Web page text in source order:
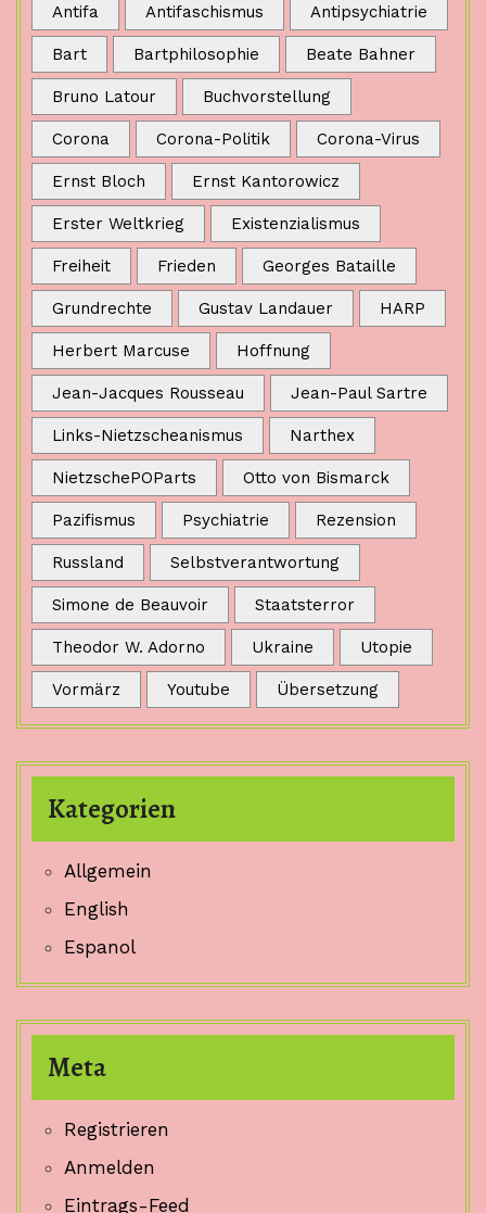
Antifa Antifaschismus Antipsychiatrie
Bart Bartphilosophie Beate Bahner
Bruno Latour Buchvorstellung
Corona Corona-Politik Corona-Virus
Ernst Bloch Ernst Kantorowicz
Erster Weltkrieg Existenzialismus
Freiheit Frieden Georges Bataille
Grundrechte Gustav Landauer HARP
Herbert Marcuse Hoffnung
Jean-Jacques Rousseau Jean-Paul Sartre
Links-Nietzscheanismus Narthex
NietzschePOParts Otto von Bismarck
Pazifismus Psychiatrie Rezension
Russland Selbstverantwortung
Simone de Beauvoir Staatsterror
Theodor W. Adorno Ukraine Utopie
Vormärz Youtube Übersetzung
Kategorien
Allgemein
English
Espanol
Meta
Registrieren
Anmelden
Eintrags-Feed